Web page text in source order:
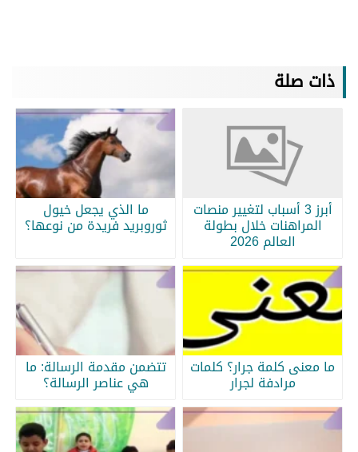
ذات صلة
أبرز 3 أسباب لتغيير منصات
المراهنات خلال بطولة
العالم 2026
ما الذي يجعل خيول
ثوروبريد فريدة من نوعها؟
ما معنى كلمة جرار؟ كلمات
مرادفة لجرار
تتضمن مقدمة الرسالة: ما
هي عناصر الرسالة؟